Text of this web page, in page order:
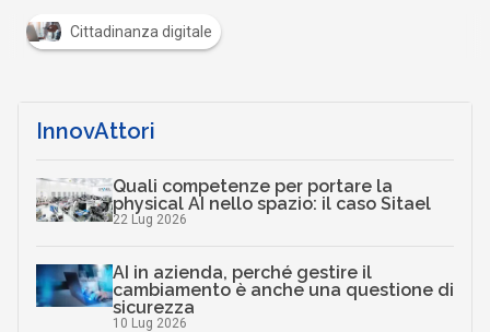
Cittadinanza digitale
InnovAttori
Quali competenze per portare la
physical AI nello spazio: il caso Sitael
22 Lug 2026
AI in azienda, perché gestire il
cambiamento è anche una questione di
sicurezza
10 Lug 2026